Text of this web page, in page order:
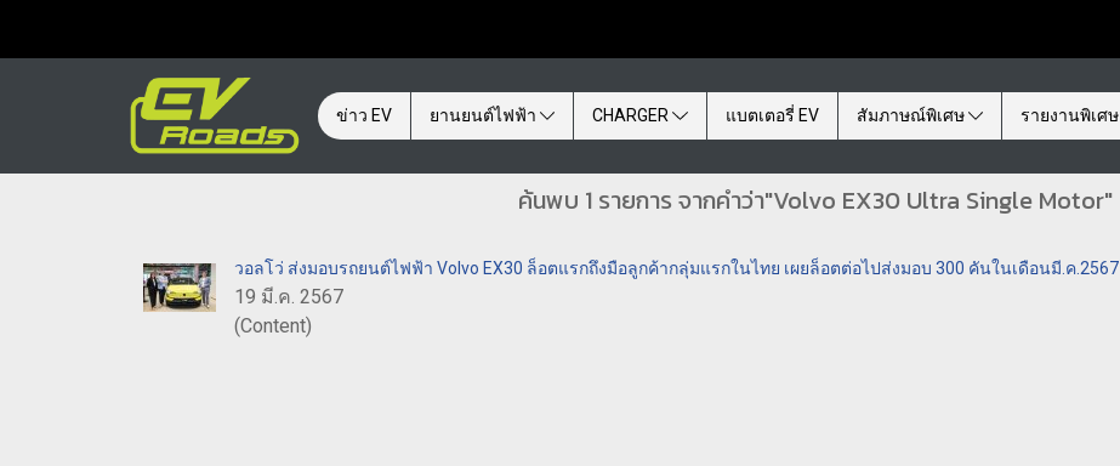
ข่าว EV ยานยนต์ไฟฟ้า CHARGER แบตเตอรี่ EV สัมภาษณ์พิเศษ รายงานพิเศษ
ค้นพบ 1 รายการ จากคำว่า"Volvo EX30 Ultra Single Motor"
วอลโว่ ส่งมอบรถยนต์ไฟฟ้า Volvo EX30 ล็อตแรกถึงมือลูกค้ากลุ่มแรกในไทย เผยล็อตต่อไปส่งมอบ 300 คันในเดือนมี.ค.2567
19 มี.ค. 2567
(Content)